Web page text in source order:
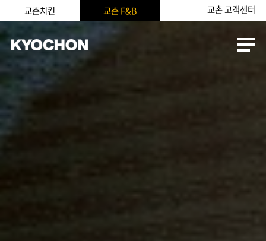
교촌치킨 교촌 F&B 교촌 고객센터